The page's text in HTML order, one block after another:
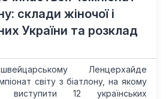
склади жіночої і
України та розклад
Ленцерхайде
світу з біатлону, на якому
12 українських